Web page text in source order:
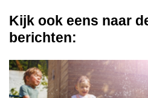
Kijk ook eens naar
berichten: